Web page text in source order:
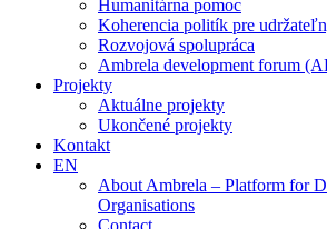
Humanitárna pomoc
Koherencia politík pre
Rozvojová spolupráca
Ambrela development forum
Projekty
Aktuálne projekty
Ukončené projekty
Kontakt
EN
About Ambrela – Platform for
Organisations
Contact